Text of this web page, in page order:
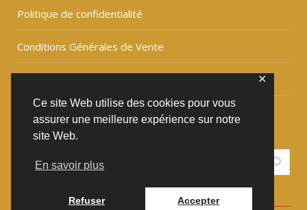
Ce site Web utilise des cookies pour vous
assurer une meilleure expérience sur notre
site Web.
En savoir plus
Refuser Accepter
✕
Politique de confidentialité
Conditions Générales de Vente